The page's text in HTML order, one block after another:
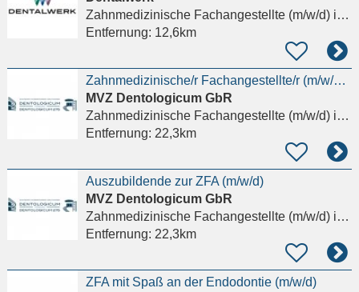
Zahnmedizinische Fachangestellte (m/w/d)in Hamburg, Wandsbek
Entfernung: 12,6km
Zahnmedizinische/r Fachangestellte/r (m/w/d) für die Chirurgie und die Behandlungsassistenz gesucht
MVZ Dentologicum GbR
Zahnmedizinische Fachangestellte (m/w/d)in Hamburg
Entfernung: 22,3km
Auszubildende zur ZFA (m/w/d)
MVZ Dentologicum GbR
Zahnmedizinische Fachangestellte (m/w/d)in Hamburg
Entfernung: 22,3km
ZFA mit Spaß an der Endodontie (m/w/d)